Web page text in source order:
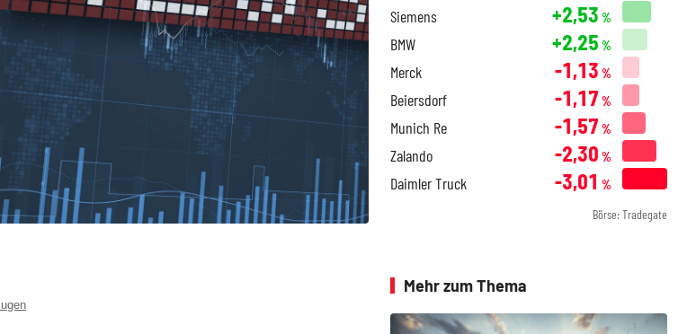
Siemens +2,53 %
BMW +2,25 %
Merck -1,13 %
Beiersdorf -1,17 %
Munich Re -1,57 %
Zalando -2,30 %
Daimler Truck -3,01 %
Börse: Tradegate
Mehr zum Thema